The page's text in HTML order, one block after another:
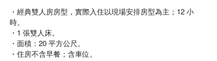
・經典雙人房房型，實際入住以現場安排房型為主；12 小
時。
・1 張雙人床。
・面積：20 平方公尺。
・住房不含早餐；含車位。